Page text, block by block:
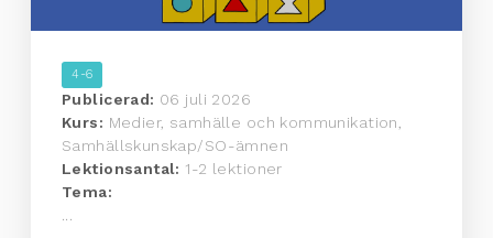
4-6
Publicerad: 06 juli 2026
Kurs: Medier, samhälle och kommunikation,
Samhällskunskap/SO-ämnen
Lektionsantal: 1-2 lektioner
Tema:
...